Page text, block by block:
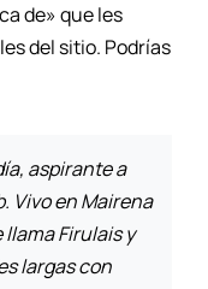
de» que les
del sitio. Podrías
aspirante a
Vivo en Mairena
Firulais y
largas con